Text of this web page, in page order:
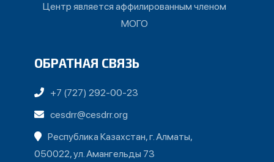
Центр является аффилированным членом
МОГО
ОБРАТНАЯ СВЯЗЬ
+7 (727) 292-00-23
cesdrr@cesdrr.org
Республика Казахстан, г. Алматы,
050022, ул. Амангельды 73